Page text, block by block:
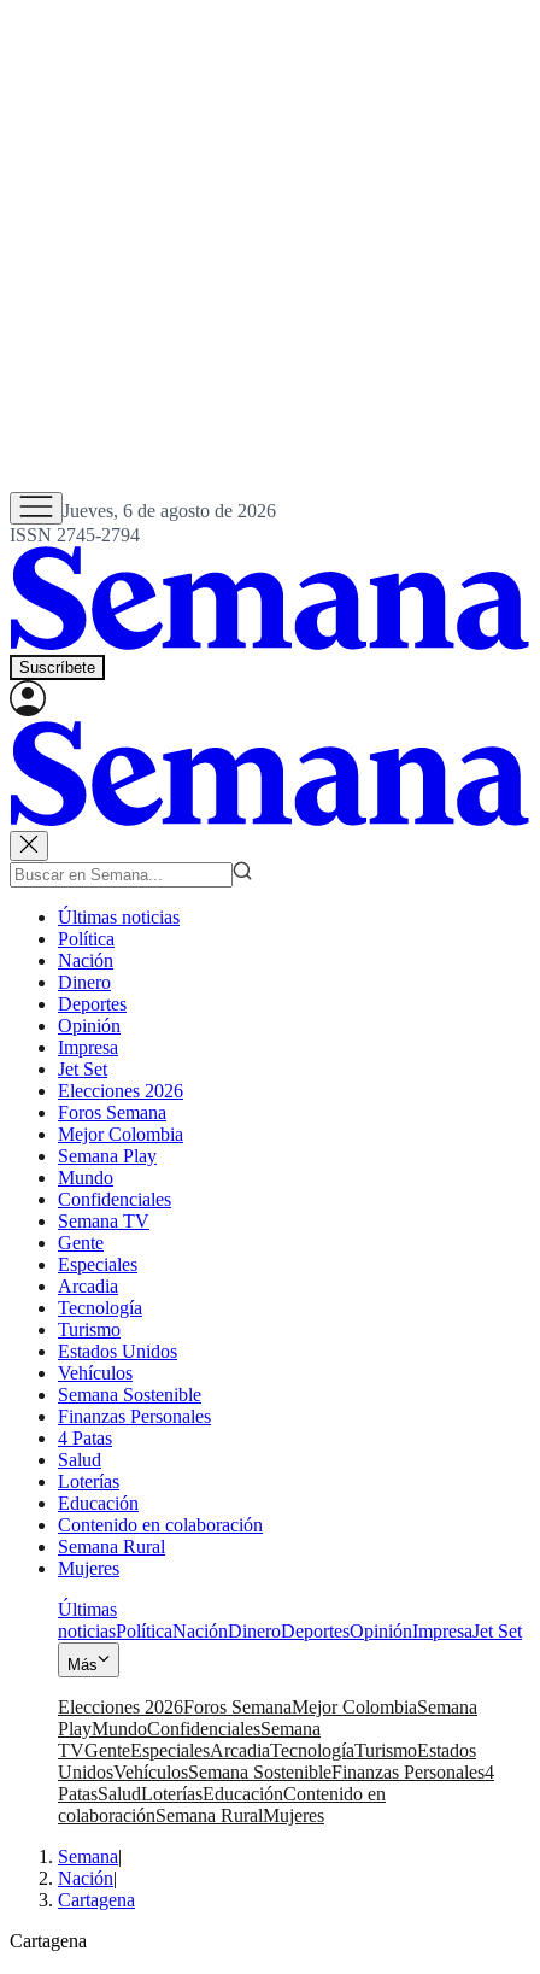
Jueves, 6 de agosto de 2026
ISSN 2745-2794
Suscríbete
Últimas noticias
Política
Nación
Dinero
Deportes
Opinión
Impresa
Jet Set
Elecciones 2026
Foros Semana
Mejor Colombia
Semana Play
Mundo
Confidenciales
Semana TV
Gente
Especiales
Arcadia
Tecnología
Turismo
Estados Unidos
Vehículos
Semana Sostenible
Finanzas Personales
4 Patas
Salud
Loterías
Educación
Contenido en colaboración
Semana Rural
Mujeres
Últimas
noticiasPolíticaNaciónDineroDeportesOpiniónImpresaJet Set
Más
Elecciones 2026Foros SemanaMejor ColombiaSemana
PlayMundoConfidencialesSemana
TVGenteEspecialesArcadiaTecnologíaTurismoEstados
UnidosVehículosSemana SostenibleFinanzas Personales4
PatasSaludLoteríasEducaciónContenido en
colaboraciónSemana RuralMujeres
Semana|
Nación|
Cartagena
Cartagena